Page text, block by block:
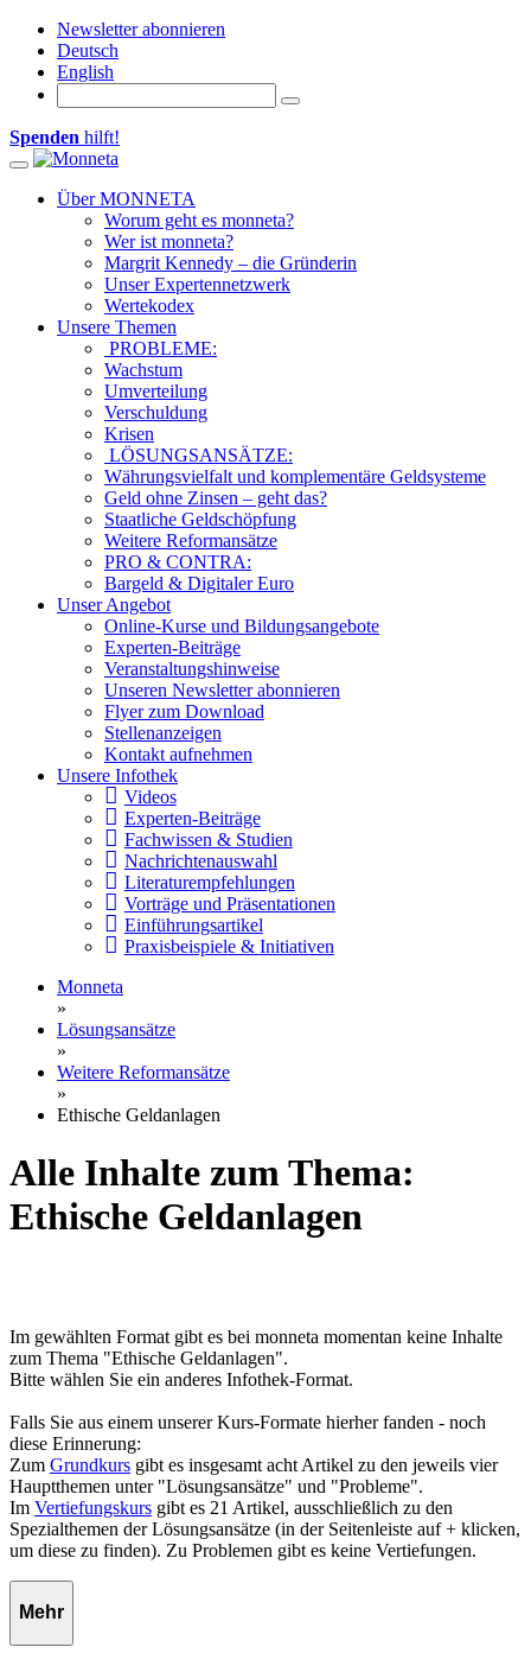
Newsletter abonnieren
Deutsch
English
Spenden hilft!
Toggle navigation
Über MONNETA
Worum geht es monneta?
Wer ist monneta?
Margrit Kennedy – die Gründerin
Unser Expertennetzwerk
Wertekodex
Unsere Themen
PROBLEME:
Wachstum
Umverteilung
Verschuldung
Krisen
LÖSUNGSANSÄTZE:
Währungsvielfalt und komplementäre Geldsysteme
Geld ohne Zinsen – geht das?
Staatliche Geldschöpfung
Weitere Reformansätze
PRO & CONTRA:
Bargeld & Digitaler Euro
Unser Angebot
Online-Kurse und Bildungsangebote
Experten-Beiträge
Veranstaltungshinweise
Unseren Newsletter abonnieren
Flyer zum Download
Stellenanzeigen
Kontakt aufnehmen
Unsere Infothek
Videos
Experten-Beiträge
Fachwissen & Studien
Nachrichtenauswahl
Literaturempfehlungen
Vorträge und Präsentationen
Einführungsartikel
Praxisbeispiele & Initiativen
Monneta
»
Lösungsansätze
»
Weitere Reformansätze
»
Ethische Geldanlagen
Alle Inhalte zum Thema:
Ethische Geldanlagen
Im gewählten Format gibt es bei monneta momentan keine Inhalte
zum Thema "Ethische Geldanlagen".
Bitte wählen Sie ein anderes Infothek-Format.
Falls Sie aus einem unserer Kurs-Formate hierher fanden - noch
diese Erinnerung:
Zum Grundkurs gibt es insgesamt acht Artikel zu den jeweils vier
Hauptthemen unter "Lösungsansätze" und "Probleme".
Im Vertiefungskurs gibt es 21 Artikel, ausschließlich zu den
Spezialthemen der Lösungsansätze (in der Seitenleiste auf + klicken,
um diese zu finden). Zu Problemen gibt es keine Vertiefungen.
Mehr